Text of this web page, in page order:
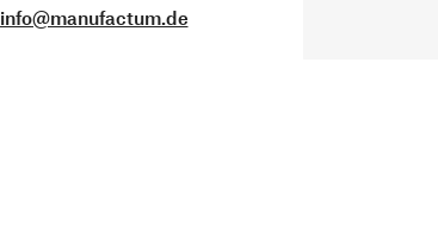
info@manufactum.de